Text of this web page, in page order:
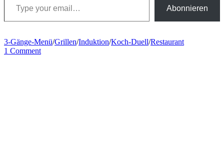
Abonnieren
3-Gänge-Menü/Grillen/Induktion/Koch-Duell/Restaurant
1 Comment